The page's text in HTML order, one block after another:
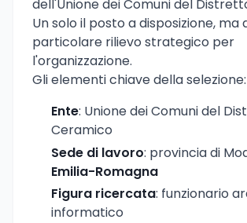
dell'Unione dei Comuni del
Un solo il posto a disposizione, ma
particolare rilievo strategico per
l'organizzazione.
Gli elementi chiave della selezione:
Ente: Unione dei Comuni del
Ceramico
Sede di lavoro: provincia di
Emilia-Romagna
Figura ricercata: funzionario
informatico